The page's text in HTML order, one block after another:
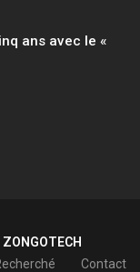
ans avec le «
ZONGOTECH
Contact